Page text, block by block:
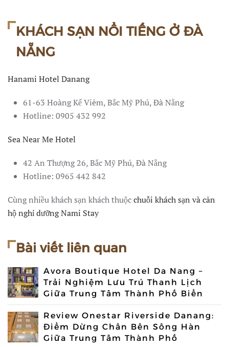
KHÁCH SẠN NỔI TIẾNG Ở ĐÀ
NẴNG
Hanami Hotel Danang
61-63 Hoàng Kế Viêm, Bắc Mỹ Phú, Đà Nẵng
Hotline: 0905 432 992
Sea Near Me Hotel
42 An Thượng 26, Bắc Mỹ Phú, Đà Nẵng
Hotline: 0965 442 842
Cùng nhiều khách sạn khách thuộcchuỗi khách sạn và căn
hộ nghỉ dưỡng Nami Stay
Bài viết liên quan
Avora Boutique Hotel Da Nang –
Trải Nghiệm Lưu Trú Thanh Lịch
Giữa Trung Tâm Thành Phố Biển
Review Onestar Riverside Danang:
Điểm Dừng Chân Bên Sông Hàn
Giữa Trung Tâm Thành Phố